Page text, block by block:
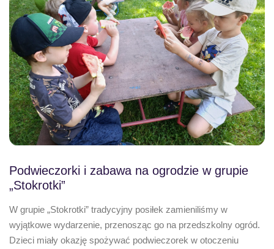
Podwieczorki i zabawa na ogrodzie w grupie
„Stokrotki”
W grupie „Stokrotki” tradycyjny posiłek zamieniliśmy w
wyjątkowe wydarzenie, przenosząc go na przedszkolny ogród.
Dzieci miały okazję spożywać podwieczorek w otoczeniu